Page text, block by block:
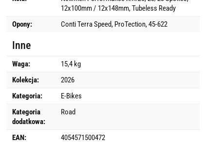
12x100mm / 12x148mm, Tubeless Ready
Opony:
Conti Terra Speed, ProTection, 45-622
Inne
Waga:
15,4 kg
Kolekcja:
2026
Kategoria:
E-Bikes
Kategoria
dodatkowa:
Road
EAN:
4054571500472